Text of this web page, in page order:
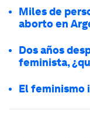
Miles de
aborto en
Dos años
feminista,
El feminismo